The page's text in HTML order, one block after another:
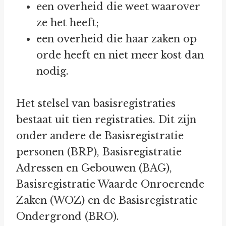
een overheid die weet waarover
ze het heeft;
een overheid die haar zaken op
orde heeft en niet meer kost dan
nodig.
Het stelsel van basisregistraties
bestaat uit tien registraties. Dit zijn
onder andere de Basisregistratie
personen (BRP), Basisregistratie
Adressen en Gebouwen (BAG),
Basisregistratie Waarde Onroerende
Zaken (WOZ) en de Basisregistratie
Ondergrond (BRO).